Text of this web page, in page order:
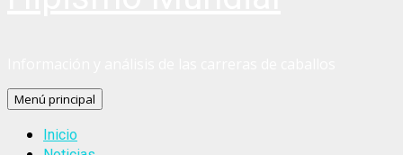
Menú principal
Inicio